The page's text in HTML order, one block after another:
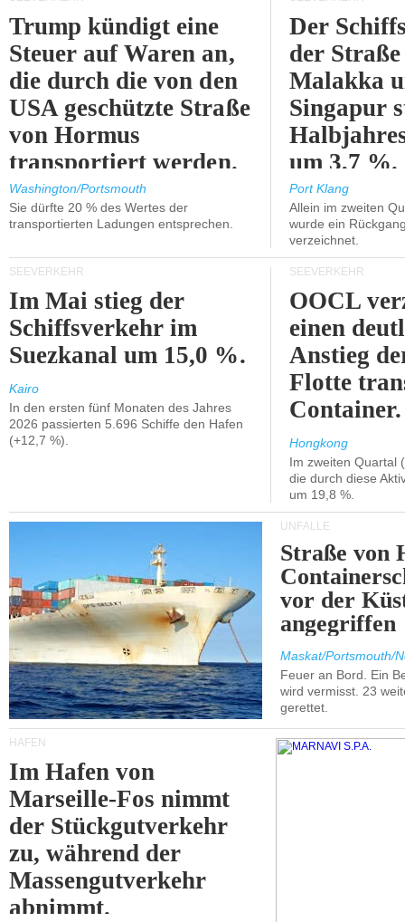
Trump kündigt eine
Steuer auf Waren an,
die durch die von den
USA geschützte Straße
von Hormus
transportiert werden.
Washington/Portsmouth
Sie dürfte 20 % des Wertes der
transportierten Ladungen entsprechen.
Der
der
Malakka
Singapur
um 3,7 %.
Port Klang
Allein im zweiten
wurde ein
verzeichnet.
SEEVERKEHR
Im Mai stieg der
Schiffsverkehr im
Suezkanal um 15,0 %.
Kairo
In den ersten fünf Monaten des Jahres
2026 passierten 5.696 Schiffe den Hafen
(+12,7 %).
SEEVERKEHR
OOCL
einen
Anstieg
Flotte
Container.
Hongkong
Im zweiten Quartal
die durch diese
um 19,8 %.
UNFÄLLE
Straße von
vor der
angegriffen
Maskat/Portsmouth/
Feuer an Bord. Ein
wird vermisst. 23
gerettet.
HÄFEN
Im Hafen von
Marseille-Fos nimmt
der Stückgutverkehr
zu, während der
Massengutverkehr
abnimmt.